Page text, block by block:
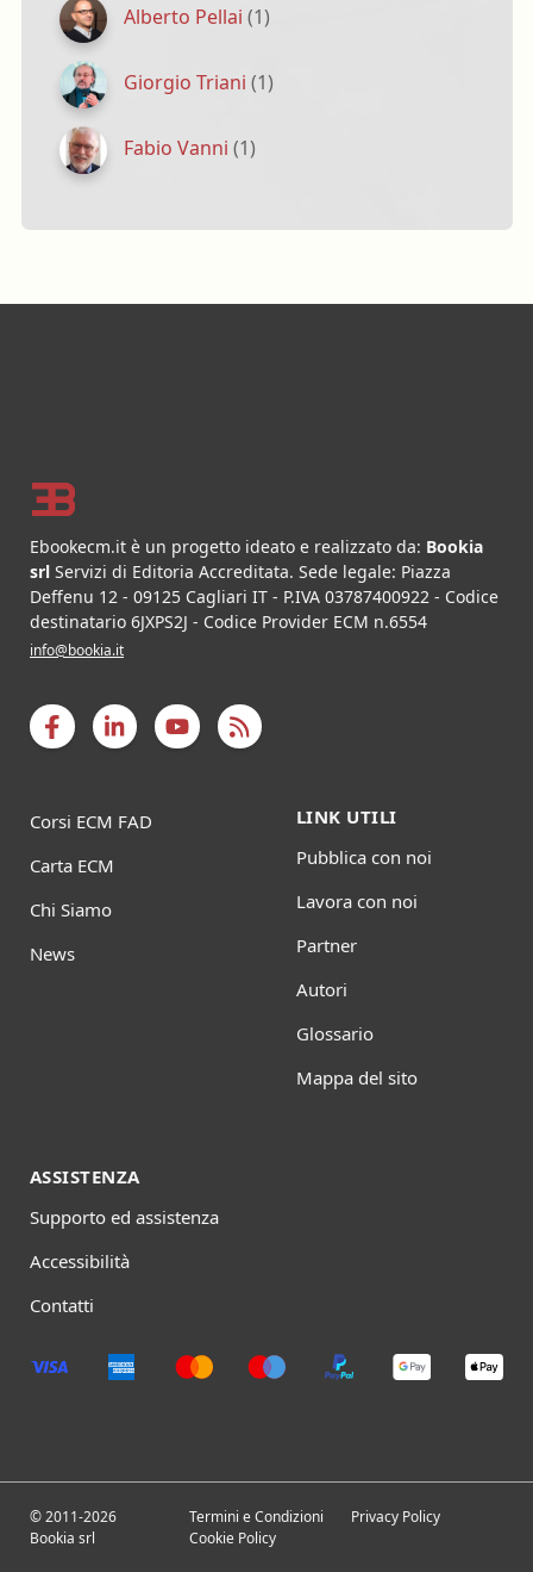
Alberto Pellai (1)
Giorgio Triani (1)
Fabio Vanni (1)
Ebookecm.it è un progetto ideato e realizzato da: Bookia
srl Servizi di Editoria Accreditata. Sede legale: Piazza
Deffenu 12 - 09125 Cagliari IT - P.IVA 03787400922 - Codice
destinatario 6JXPS2J - Codice Provider ECM n.6554
info@bookia.it
Corsi ECM FAD
Carta ECM
Chi Siamo
News
LINK UTILI
Pubblica con noi
Lavora con noi
Partner
Autori
Glossario
Mappa del sito
ASSISTENZA
Supporto ed assistenza
Accessibilità
Contatti
© 2011-2026
Bookia srl
Termini e Condizioni
Privacy Policy
Cookie Policy